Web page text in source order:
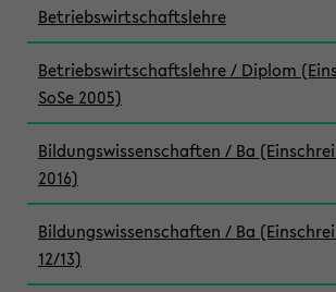
Betriebswirtschaftslehre
Betriebswirtschaftslehre / Diplom
SoSe 2005)
Bildungswissenschaften / Ba
2016)
Bildungswissenschaften / Ba
12/13)